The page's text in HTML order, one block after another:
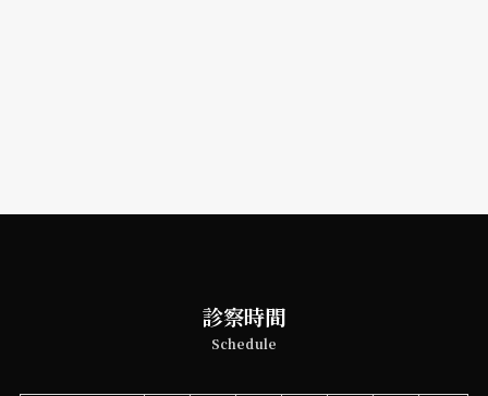
診察時間
Schedule